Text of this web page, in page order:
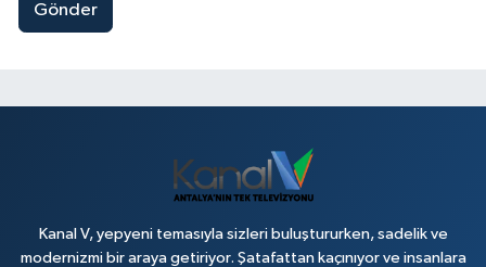
Gönder
Kanal V, yepyeni temasıyla sizleri buluştururken, sadelik ve
modernizmi bir araya getiriyor. Şatafattan kaçınıyor ve insanlara